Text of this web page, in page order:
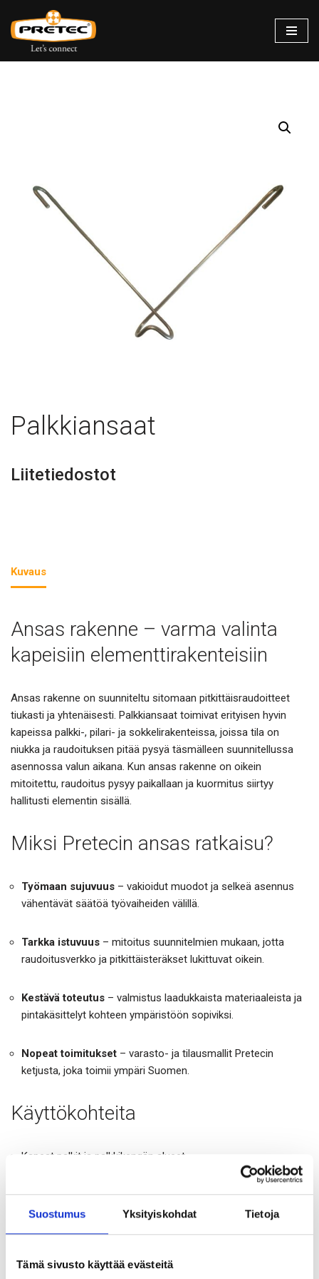
Suostumus Yksityiskohdat Tietoja
Tämä sivusto käyttää evästeitä
Siirry
suoraan
Palkkiansaat
Liitetiedostot
Kuvaus
Ansas rakenne – varma valinta
kapeisiin elementtirakenteisiin
Ansas rakenne on suunniteltu sitomaan pitkittäisraudoitteet
tiukasti ja yhtenäisesti. Palkkiansaat toimivat erityisen hyvin
kapeissa palkki-, pilari- ja sokkelirakenteissa, joissa tila on
niukka ja raudoituksen pitää pysyä täsmälleen suunnitellussa
asennossa valun aikana. Kun ansas rakenne on oikein
mitoitettu, raudoitus pysyy paikallaan ja kuormitus siirtyy
hallitusti elementin sisällä.
Miksi Pretecin ansas ratkaisu?
Työmaan sujuvuus – vakioidut muodot ja selkeä asennus
vähentävät säätöä työvaiheiden välillä.
Tarkka istuvuus – mitoitus suunnitelmien mukaan, jotta
raudoitusverkko ja pitkittäisteräkset lukittuvat oikein.
Kestävä toteutus – valmistus laadukkaista materiaaleista ja
pintakäsittelyt kohteen ympäristöön sopiviksi.
Nopeat toimitukset – varasto- ja tilausmallit Pretecin
ketjusta, joka toimii ympäri Suomen.
Käyttökohteita
Kapeat palkit ja palkkikengän alueet
Ohutkuoriset elementit ja väliseinäelementit
Pilarit, sokkelit ja muut hoikat detaljit
Aukkojen reunat, joissa raudoitukselta vaaditaan erityistä